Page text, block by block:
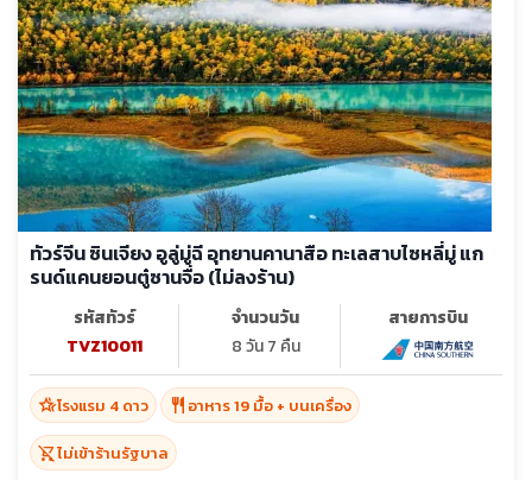
ทัวร์จีน ซินเจียง อูลู่มู่ฉี อุทยานคานาสือ ทะเลสาบไซหลี่มู่ แก
รนด์แคนยอนตู๋ซานจื่อ (ไม่ลงร้าน)
รหัสทัวร์
TVZ10011
จำนวนวัน
8 วัน 7 คืน
สายการบิน
hotel_classโรงแรม 4 ดาว restaurant อาหาร 19 มื้อ + บนเครื่อง
shopping_cart_offไม่เข้าร้านรัฐบาล